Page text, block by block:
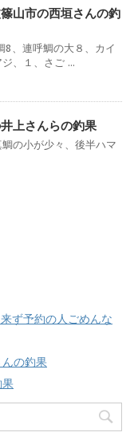
山市の西垣さんの釣
8、連呼鯛の大８、カイ
、１、さご ...
上さんらの釣果
の小が少々、後半ハマ
ず予約の人ごめんな
の釣果